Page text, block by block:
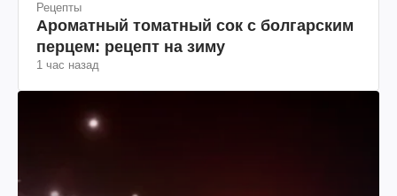
Рецепты
Ароматный томатный сок с болгарским
перцем: рецепт на зиму
1 час назад